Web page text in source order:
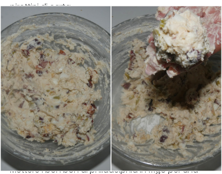
pirottini di carta.
Mettere i bon bon di philadelphia in frigo per una